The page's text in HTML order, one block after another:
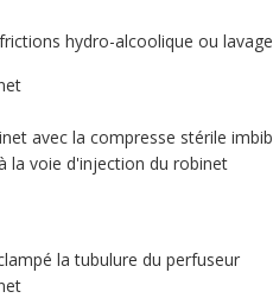
hydro-alcoolique ou
avec la compresse stérile
la voie d'injection du robinet
la tubulure du perfuseur